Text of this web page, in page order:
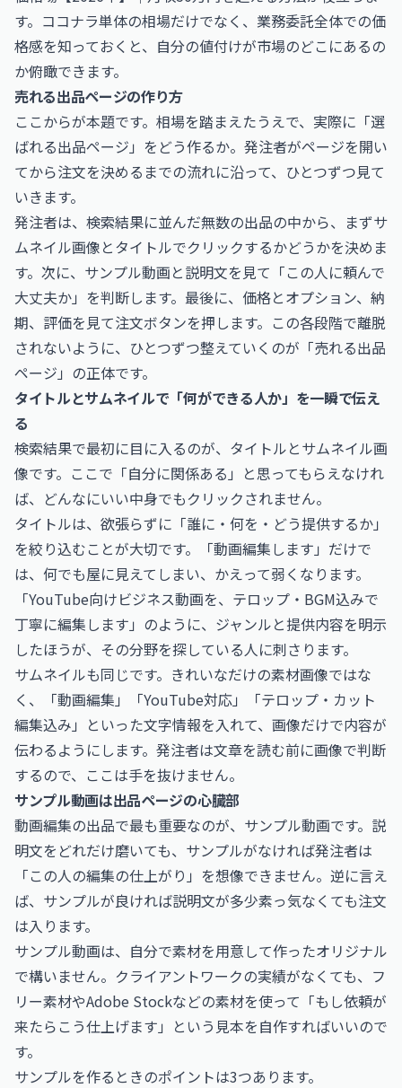
す。ココナラ単体の相場だけでなく、業務委託全体での価
格感を知っておくと、自分の値付けが市場のどこにあるの
か俯瞰できます。
売れる出品ページの作り方
ここからが本題です。相場を踏まえたうえで、実際に「選
ばれる出品ページ」をどう作るか。発注者がページを開い
てから注文を決めるまでの流れに沿って、ひとつずつ見て
いきます。
発注者は、検索結果に並んだ無数の出品の中から、まずサ
ムネイル画像とタイトルでクリックするかどうかを決めま
す。次に、サンプル動画と説明文を見て「この人に頼んで
大丈夫か」を判断します。最後に、価格とオプション、納
期、評価を見て注文ボタンを押します。この各段階で離脱
されないように、ひとつずつ整えていくのが「売れる出品
ページ」の正体です。
タイトルとサムネイルで「何ができる人か」を一瞬で伝え
る
検索結果で最初に目に入るのが、タイトルとサムネイル画
像です。ここで「自分に関係ある」と思ってもらえなけれ
ば、どんなにいい中身でもクリックされません。
タイトルは、欲張らずに「誰に・何を・どう提供するか」
を絞り込むことが大切です。「動画編集します」だけで
は、何でも屋に見えてしまい、かえって弱くなります。
「YouTube向けビジネス動画を、テロップ・BGM込みで
丁寧に編集します」のように、ジャンルと提供内容を明示
したほうが、その分野を探している人に刺さります。
サムネイルも同じです。きれいなだけの素材画像ではな
く、「動画編集」「YouTube対応」「テロップ・カット
編集込み」といった文字情報を入れて、画像だけで内容が
伝わるようにします。発注者は文章を読む前に画像で判断
するので、ここは手を抜けません。
サンプル動画は出品ページの心臓部
動画編集の出品で最も重要なのが、サンプル動画です。説
明文をどれだけ磨いても、サンプルがなければ発注者は
「この人の編集の仕上がり」を想像できません。逆に言え
ば、サンプルが良ければ説明文が多少素っ気なくても注文
は入ります。
サンプル動画は、自分で素材を用意して作ったオリジナル
で構いません。クライアントワークの実績がなくても、フ
リー素材やAdobe Stockなどの素材を使って「もし依頼が
来たらこう仕上げます」という見本を自作すればいいので
す。
サンプルを作るときのポイントは3つあります。